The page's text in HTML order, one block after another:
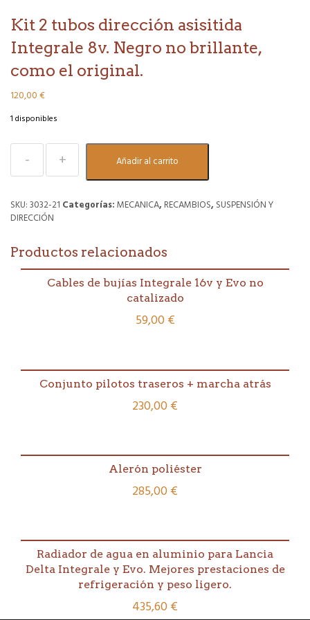
Kit 2 tubos dirección asisitida
Integrale 8v. Negro no brillante,
como el original.
120,00€
1 disponibles
tubos
asisitida
Integrale
no
brillante,
como
Añadir al carrito
SKU:3032-21 Categorías:MECANICA, RECAMBIOS, SUSPENSIÓN Y
DIRECCIÓN
Productos relacionados
Cables de bujías Integrale 16v y Evo no
catalizado
59,00€
Conjunto pilotos traseros + marcha atrás
230,00€
Alerón poliéster
285,00€
Radiador de agua en aluminio para Lancia
Delta Integrale y Evo. Mejores prestaciones de
refrigeración y peso ligero.
435,60€